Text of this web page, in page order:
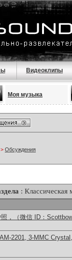
Видеоклипы
Моя музыка
> Обсуждения
: Классическая
，（微信 ID：
2201, 3-MMC